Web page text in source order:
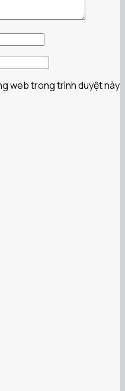
web trong trình duyệt này